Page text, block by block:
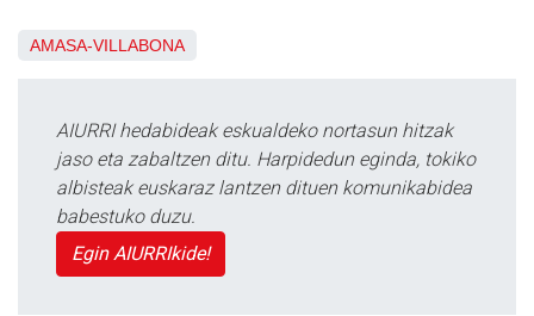
AMASA-VILLABONA
AIURRI hedabideak eskualdeko nortasun hitzak
jaso eta zabaltzen ditu. Harpidedun eginda, tokiko
albisteak euskaraz lantzen dituen komunikabidea
babestuko duzu.
Egin AIURRIkide!